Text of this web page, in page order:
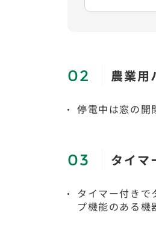
農業用
停電中は窓の開
タイマ
タイマー付きで
プ機能のある機